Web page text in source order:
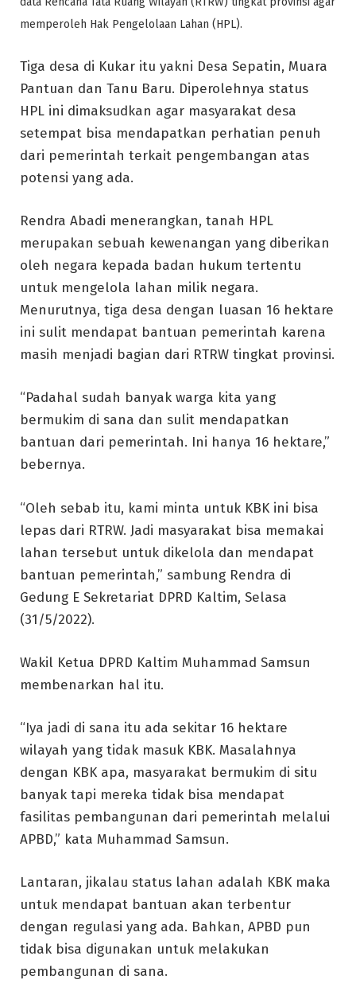
memperoleh Hak Pengelolaan Lahan (HPL).
Tiga desa di Kukar itu yakni Desa Sepatin, Muara
Pantuan dan Tanu Baru. Diperolehnya status
HPL ini dimaksudkan agar masyarakat desa
setempat bisa mendapatkan perhatian penuh
dari pemerintah terkait pengembangan atas
potensi yang ada.
Rendra Abadi menerangkan, tanah HPL
merupakan sebuah kewenangan yang diberikan
oleh negara kepada badan hukum tertentu
untuk mengelola lahan milik negara.
Menurutnya, tiga desa dengan luasan 16 hektare
ini sulit mendapat bantuan pemerintah karena
masih menjadi bagian dari RTRW tingkat provinsi.
“Padahal sudah banyak warga kita yang
bermukim di sana dan sulit mendapatkan
bantuan dari pemerintah. Ini hanya 16 hektare,”
bebernya.
“Oleh sebab itu, kami minta untuk KBK ini bisa
lepas dari RTRW. Jadi masyarakat bisa memakai
lahan tersebut untuk dikelola dan mendapat
bantuan pemerintah,” sambung Rendra di
Gedung E Sekretariat DPRD Kaltim, Selasa
(31/5/2022).
Wakil Ketua DPRD Kaltim Muhammad Samsun
membenarkan hal itu.
“Iya jadi di sana itu ada sekitar 16 hektare
wilayah yang tidak masuk KBK. Masalahnya
dengan KBK apa, masyarakat bermukim di situ
banyak tapi mereka tidak bisa mendapat
fasilitas pembangunan dari pemerintah melalui
APBD,” kata Muhammad Samsun.
Lantaran, jikalau status lahan adalah KBK maka
untuk mendapat bantuan akan terbentur
dengan regulasi yang ada. Bahkan, APBD pun
tidak bisa digunakan untuk melakukan
pembangunan di sana.